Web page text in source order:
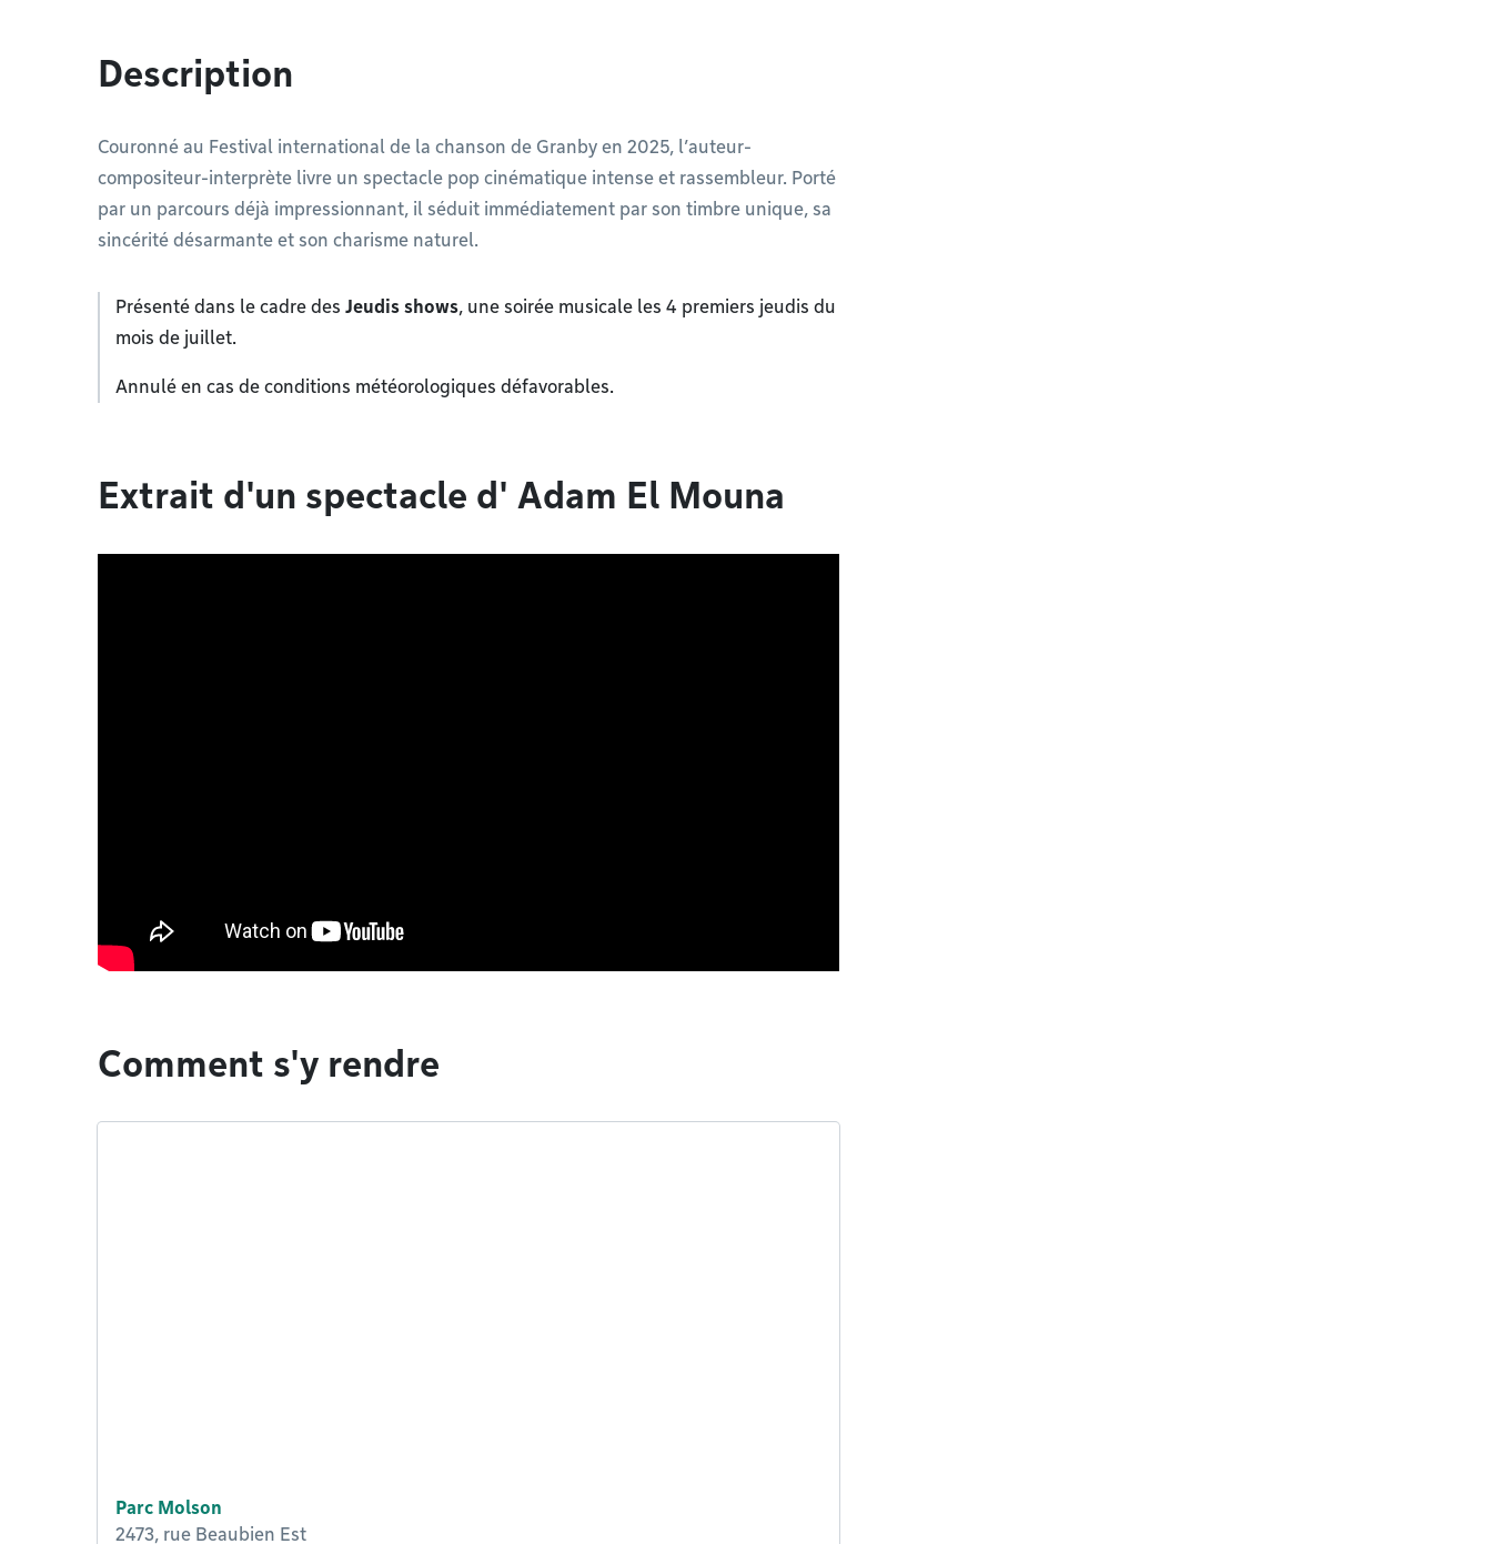
Description
Couronné au Festival international de la chanson de Granby en 2025, l’auteur-
compositeur-interprète livre un spectacle pop cinématique intense et rassembleur. Porté
par un parcours déjà impressionnant, il séduit immédiatement par son timbre unique, sa
sincérité désarmante et son charisme naturel.
Présenté dans le cadre des Jeudis shows, une soirée musicale les 4 premiers jeudis du
mois de juillet.
Annulé en cas de conditions météorologiques défavorables.
Extrait d'un spectacle d' Adam El Mouna
Comment s'y rendre
Parc Molson
2473, rue Beaubien Est